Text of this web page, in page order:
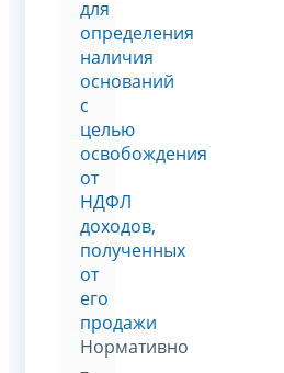
для
определения
наличия
оснований
с
целью
освобождения
от
НДФЛ
доходов,
полученных
от
его
продажи
Нормативно